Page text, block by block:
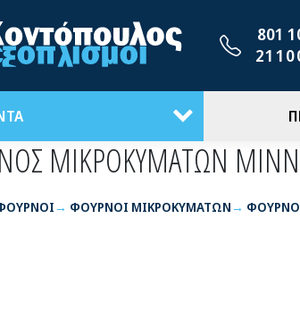
801
ΜΙΚΡΟΚΥΜΑΤΩΝ
ΦΟΥΡΝΟΙ ΜΙΚΡΟΚΥΜΑΤΩΝ